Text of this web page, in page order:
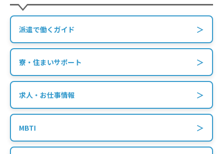
派遣で働くガイド ＞
寮・住まいサポート ＞
求人・お仕事情報 ＞
MBTI ＞